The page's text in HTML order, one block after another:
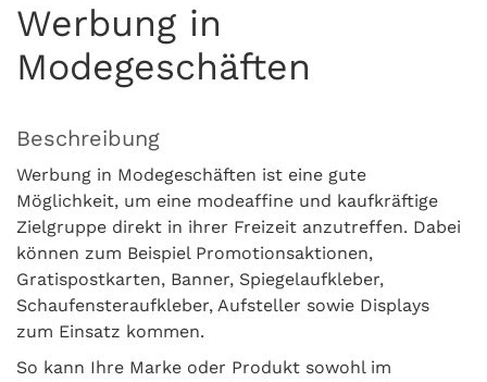
Werbung in
Modegeschäften
Beschreibung
Werbung in Modegeschäften ist eine gute
Möglichkeit, um eine modeaffine und kaufkräftige
Zielgruppe direkt in ihrer Freizeit anzutreffen. Dabei
können zum Beispiel Promotionsaktionen,
Gratispostkarten, Banner, Spiegelaufkleber,
Schaufensteraufkleber, Aufsteller sowie Displays
zum Einsatz kommen.
So kann Ihre Marke oder Produkt sowohl im